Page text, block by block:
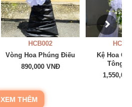
HCB002
Vòng Hoa Phúng Điếu
890,000 VNĐ
Kệ Hoa
Tông
XEM THÊM